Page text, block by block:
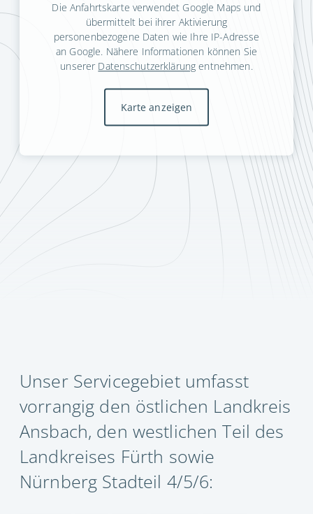
Die Anfahrtskarte verwendet Google Maps und
übermittelt bei ihrer Aktivierung
personenbezogene Daten wie Ihre IP-Adresse
an Google. Nähere Informationen können Sie
unserer Datenschutzerklärung entnehmen.
Karte anzeigen
Unser Servicegebiet umfasst
vorrangig den östlichen Landkreis
Ansbach, den westlichen Teil des
Landkreises Fürth sowie
Nürnberg Stadteil 4/5/6: